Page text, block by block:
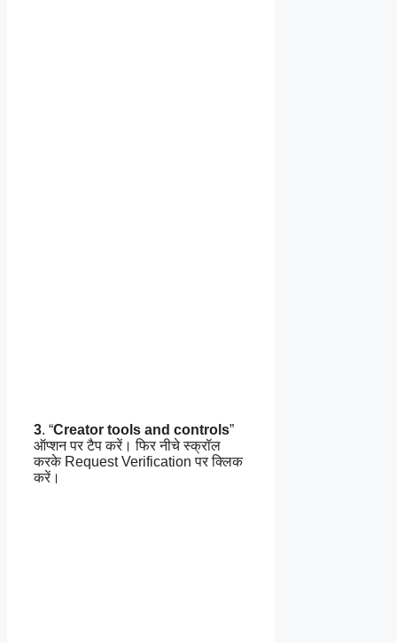
3. “Creator tools and controls”
ऑप्शन पर टैप करें। फिर नीचे स्क्रॉल
करके Request Verification पर क्लिक
करें।